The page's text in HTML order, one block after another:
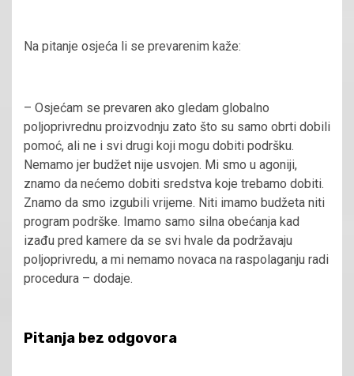
Na pitanje osjeća li se prevarenim kaže:
– Osjećam se prevaren ako gledam globalno
poljoprivrednu proizvodnju zato što su samo obrti dobili
pomoć, ali ne i svi drugi koji mogu dobiti podršku.
Nemamo jer budžet nije usvojen. Mi smo u agoniji,
znamo da nećemo dobiti sredstva koje trebamo dobiti.
Znamo da smo izgubili vrijeme. Niti imamo budžeta niti
program podrške. Imamo samo silna obećanja kad
izađu pred kamere da se svi hvale da podržavaju
poljoprivredu, a mi nemamo novaca na raspolaganju radi
procedura – dodaje.
Pitanja bez odgovora